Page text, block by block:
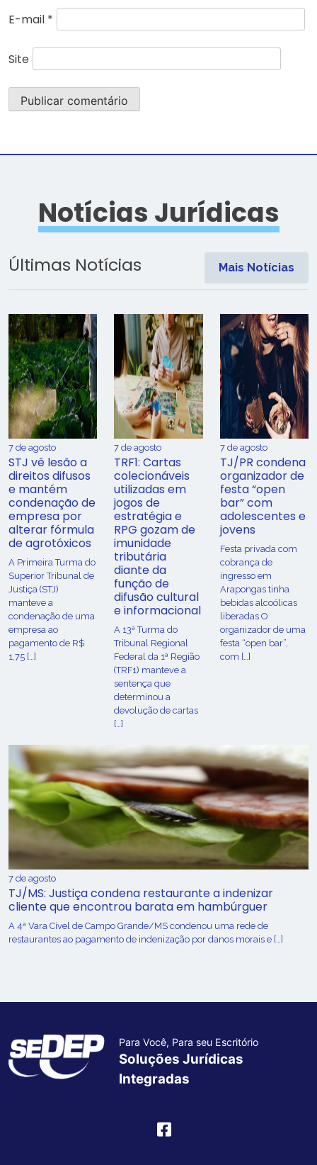
E-mail *
Site
Notícias Jurídicas
Últimas Notícias Mais Notícias
7 de agosto
STJ vê lesão a
direitos difusos
e mantém
condenação de
empresa por
alterar fórmula
de agrotóxicos
​A Primeira Turma do
Superior Tribunal de
Justiça (STJ)
manteve a
condenação de uma
empresa ao
pagamento de R$
1,75 […]
7 de agosto
TRF1: Cartas
colecionáveis
utilizadas em
jogos de
estratégia e
RPG gozam de
imunidade
tributária
diante da
função de
difusão cultural
e informacional
A 13ª Turma do
Tribunal Regional
Federal da 1ª Região
(TRF1) manteve a
sentença que
determinou a
devolução de cartas
[…]
7 de agosto
TJ/PR condena
organizador de
festa “open
bar” com
adolescentes e
jovens
Festa privada com
cobrança de
ingresso em
Arapongas tinha
bebidas alcoólicas
liberadas O
organizador de uma
festa “open bar”,
com […]
7 de agosto
TJ/MS: Justiça condena restaurante a indenizar
cliente que encontrou barata em hambúrguer
A 4ª Vara Cível de Campo Grande/MS condenou uma rede de
restaurantes ao pagamento de indenização por danos morais e […]
Para Você, Para seu Escritório
Soluções Jurídicas
Integradas